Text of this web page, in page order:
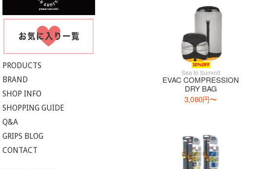
PRODUCTS
BRAND
SHOP INFO
SHOPPING GUIDE
Q&A
GRIPS BLOG
CONTACT
Sea to Summit
EVAC COMPRESSION
DRY BAG
3,080円〜